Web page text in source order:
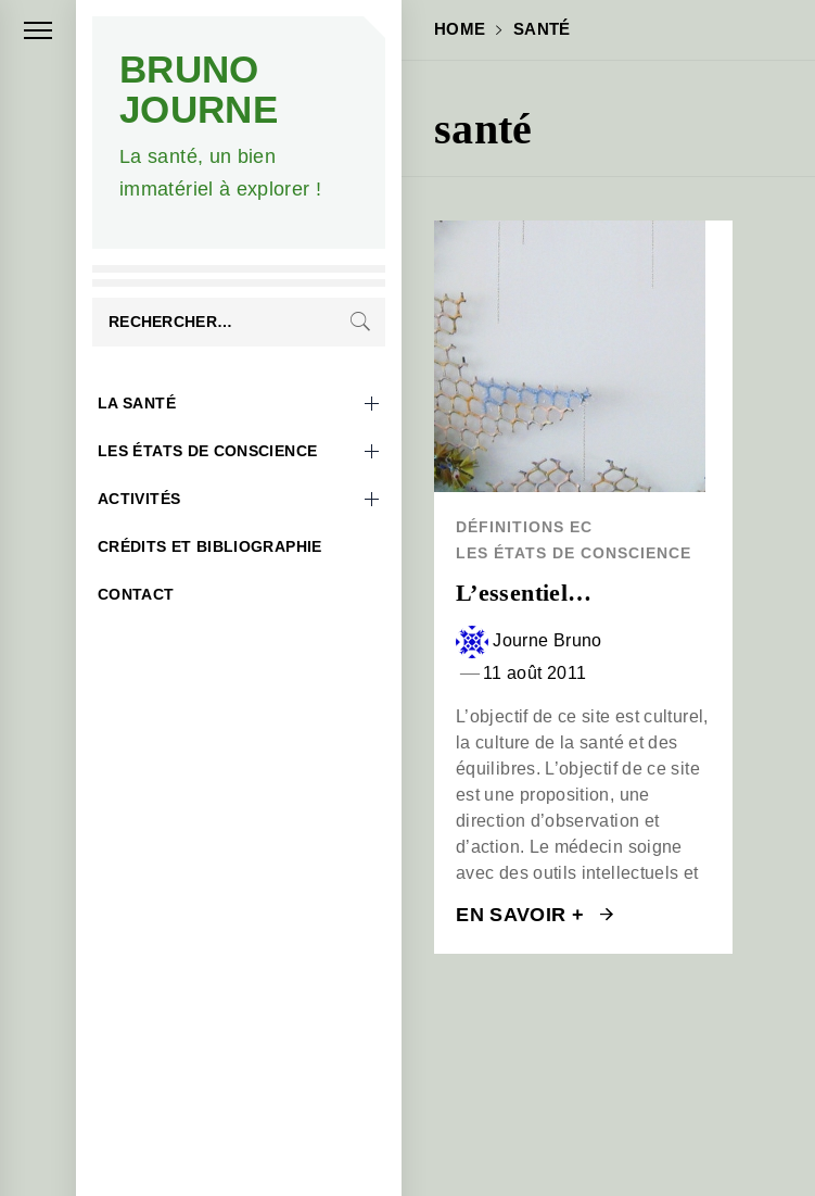
BRUNO
JOURNE
La santé, un bien
immatériel à explorer !
Rechercher :
Primary
LA SANTÉ
LES ÉTATS DE CONSCIENCE
ACTIVITÉS
CRÉDITS ET BIBLIOGRAPHIE
CONTACT
HOME SANTÉ
santé
DÉFINITIONS EC
LES ÉTATS DE CONSCIENCE
L’essentiel…
Journe Bruno
11 août 2011
L’objectif de ce site est culturel,
la culture de la santé et des
équilibres. L’objectif de ce site
est une proposition, une
direction d’observation et
d’action. Le médecin soigne
avec des outils intellectuels et
EN SAVOIR +